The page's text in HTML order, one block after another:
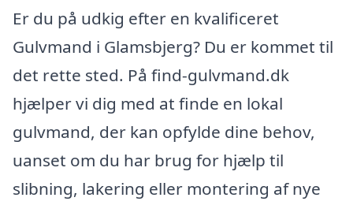
Er du på udkig efter en kvalificeret
Gulvmand i Glamsbjerg? Du er kommet til
det rette sted. På find-gulvmand.dk
hjælper vi dig med at finde en lokal
gulvmand, der kan opfylde dine behov,
uanset om du har brug for hjælp til
slibning, lakering eller montering af nye